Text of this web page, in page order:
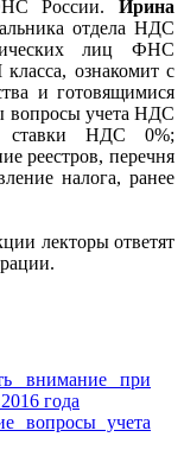
России. Ирина
отдела НДС
лиц ФНС
ознакомит с
и готовящимися
вопросы учета НДС
ставки НДС 0%;
реестров, перечня
налога, ранее
лекторы ответят
внимание при
года
вопросы учета